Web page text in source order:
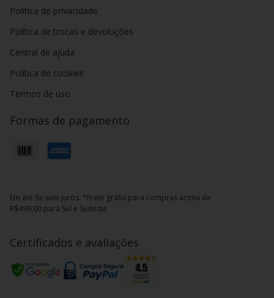
Política de privacidade
Política de trocas e devoluções
Central de ajuda
Política de cookies
Termos de uso
Formas de pagamento
Em até 6x sem juros. *Frete grátis para compras acima de
R$499,00 para Sul e Sudeste
Certificados e avaliações